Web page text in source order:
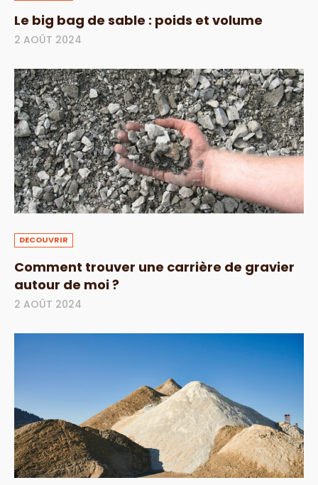
Le big bag de sable : poids et volume
2 AOÛT 2024
DECOUVRIR
Comment trouver une carrière de gravier
autour de moi ?
2 AOÛT 2024